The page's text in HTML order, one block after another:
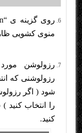
منوی کشویی
رزولوشن
رزولوشنی که
شود ( اگر
کنید.